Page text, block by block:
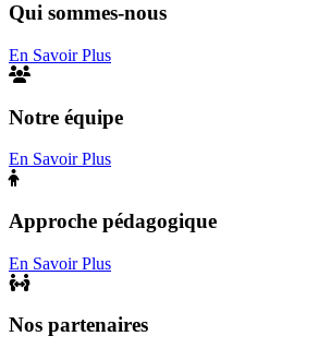
Qui sommes-nous
En Savoir Plus
Notre équipe
En Savoir Plus
Approche pédagogique
En Savoir Plus
Nos partenaires